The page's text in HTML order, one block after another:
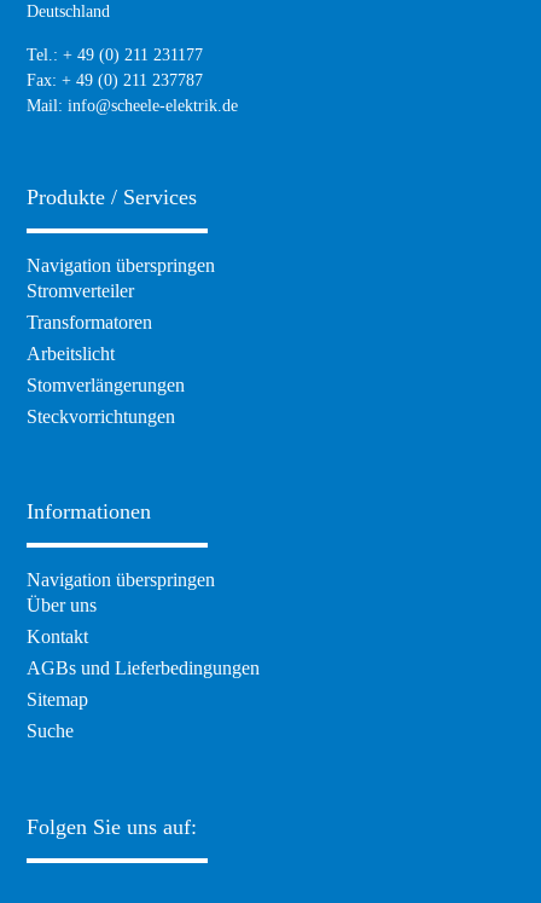
Deutschland
Tel.: + 49 (0) 211 231177
Fax: + 49 (0) 211 237787
Mail:info@scheele-elektrik.de
Produkte / Services
Navigation überspringen
Stromverteiler
Transformatoren
Arbeitslicht
Stomverlängerungen
Steckvorrichtungen
Informationen
Navigation überspringen
Über uns
Kontakt
AGBs und Lieferbedingungen
Sitemap
Suche
Folgen Sie uns auf: